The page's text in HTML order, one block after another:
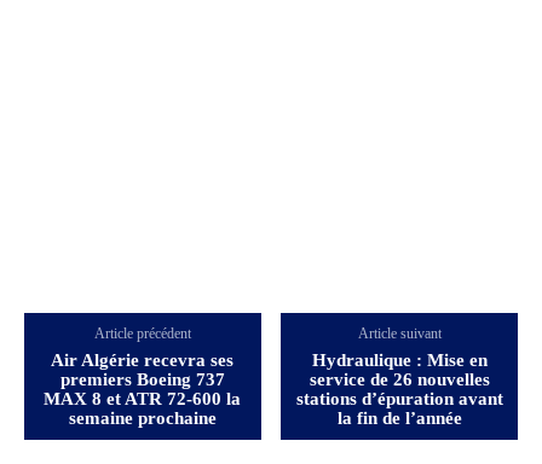
Article précédent
Air Algérie recevra ses
premiers Boeing 737
MAX 8 et ATR 72-600 la
semaine prochaine
Article suivant
Hydraulique : Mise en
service de 26 nouvelles
stations d’épuration avant
la fin de l’année